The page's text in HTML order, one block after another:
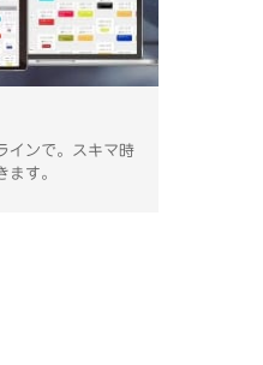
インで。スキマ時
ます。